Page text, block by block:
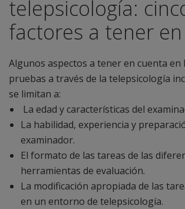
telepsicología:
factores a tener
Algunos aspectos a tener en cuenta en
pruebas a través de la telepsicología
se limitan a:
La edad y características del
La habilidad, experiencia y
examinador.
El formato de las tareas de las
herramientas de evaluación.
La modificación apropiada de las
en un entorno de telepsicología.